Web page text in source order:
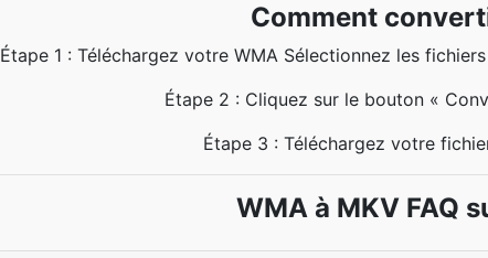
Comment
Étape 1 : Téléchargez votre WMA Sélectionnez les
Étape 2 : Cliquez sur le bouton «
Étape 3 : Téléchargez votre
WMA à MKV FAQ